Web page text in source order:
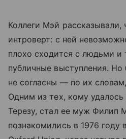
Коллеги Мэй рассказывали,
интроверт: с ней
плохо сходится с людьми и
публичные выступления. Но
не согласны — по их
Одним из тех, кому
Терезу, стал ее муж Филип
познакомились в 1976 году